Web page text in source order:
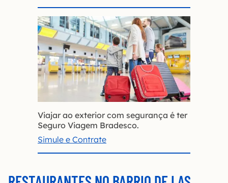
Viajar ao exterior com segurança é ter
Seguro Viagem Bradesco.
Simule e Contrate